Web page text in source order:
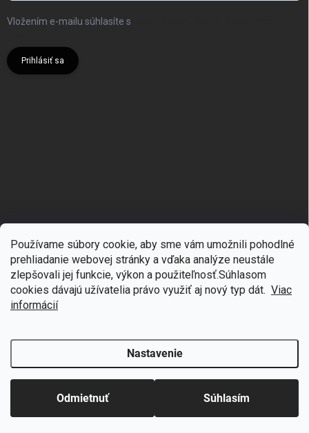
Používame súbory cookie, aby sme vám umožnili pohodlné
prehliadanie webovej stránky a vďaka analýze neustále
zlepšovali jej funkcie, výkon a použiteľnosť.Súhlasom
cookies dávajú užívatelia právo využiť aj nový typ dát. Viac
informácií
Nastavenie
Odmietnuť Súhlasím
Vložením e-mailu súhlasíte s
Prihlásiť sa
Copyright 2026 mgmoda.sk . Všetky práva vyhradené.Upraviť nastavenie
🎁Získajte 7 % zľavu na prvý nákup
Prihláste sa k odberu noviniek
Chcem zľavu